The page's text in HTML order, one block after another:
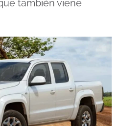
también viene